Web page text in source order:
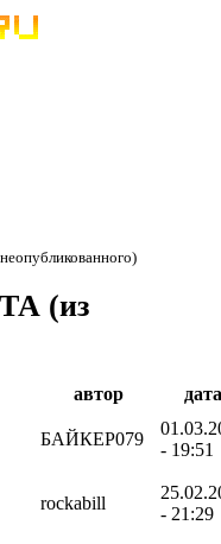
(из
автор дата
БАЙКЕР079
- 19:51
rockabill
- 21:29